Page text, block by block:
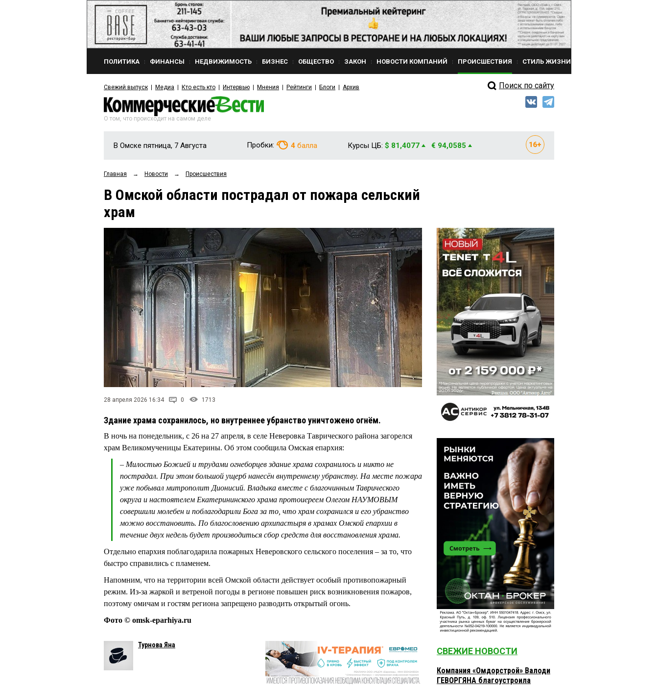
ПОЛИТИКА ФИНАНСЫ НЕДВИЖИМОСТЬ БИЗНЕС ОБЩЕСТВО ЗАКОН НОВОСТИ КОМПАНИЙ ПРОИСШЕСТВИЯ СТИЛЬ ЖИЗНИ
Свежий выпуск Медиа Кто есть кто Интервью Мнения Рейтинги Блоги Архив Поиск по сайту
О том, что происходит на самом деле
В Омске пятница, 7 Августа Пробки: 4 балла Курсы ЦБ: $ 81,4077 € 94,0585
Главная → Новости → Происшествия
В Омской области пострадал от пожара сельский
храм
28 апреля 2026 16:34 0 1713
Здание храма сохранилось, но внутреннее убранство уничтожено огнём.
В ночь на понедельник, с 26 на 27 апреля, в селе Неверовка Таврического района загорелся
храм Великомученицы Екатерины. Об этом сообщила Омская епархия:
– Милостью Божией и трудами огнеборцев здание храма сохранилось и никто не
пострадал. При этом большой ущерб нанесён внутреннему убранству. На месте пожара
уже побывал митрополит Дионисий. Владыка вместе с благочинным Таврического
округа и настоятелем Екатерининского храма протоиереем Олегом НАУМОВЫМ
совершили молебен и поблагодарили Бога за то, что храм сохранился и его убранство
можно восстановить. По благословению архипастыря в храмах Омской епархии в
течение двух недель будет производиться сбор средств для восстановления храма.
Отдельно епархия поблагодарила пожарных Неверовского сельского поселения – за то, что
быстро справились с пламенем.
Напомним, что на территории всей Омской области действует особый противопожарный
режим. Из-за жаркой и ветреной погоды в регионе повышен риск возникновения пожаров,
поэтому омичам и гостям региона запрещено разводить открытый огонь.
Фото © omsk-eparhiya.ru
Турнова Яна
СВЕЖИЕ НОВОСТИ
Компания «Омдорстрой» Валоди
ГЕВОРГЯНА благоустроила